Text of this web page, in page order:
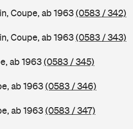
Coupe, ab 1963(0583 / 342)
Coupe, ab 1963(0583 / 343)
ab 1963(0583 / 345)
ab 1963(0583 / 346)
ab 1963(0583 / 347)